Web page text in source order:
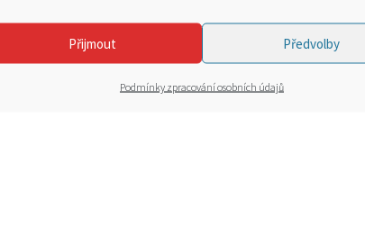
Přijmout Předvolby
Podmínky zpracování osobních údajů